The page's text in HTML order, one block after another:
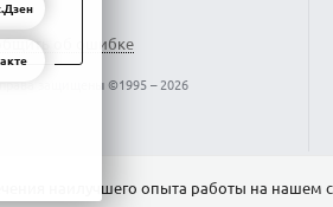
об ошибке
права защищены ©1995 – 2026
наилучшего опыта работы на нашем